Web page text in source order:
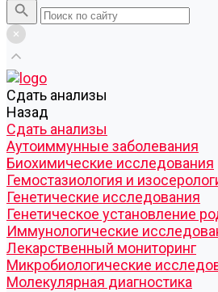
Cдать анализы
Назад
Cдать анализы
Аутоиммунные заболевания
Биохимические исследования
Гемостазиология и
Генетические исследования
Генетическое установление
Иммунологические
Лекарственный мониторинг
Микробиологические
Молекулярная диагностика